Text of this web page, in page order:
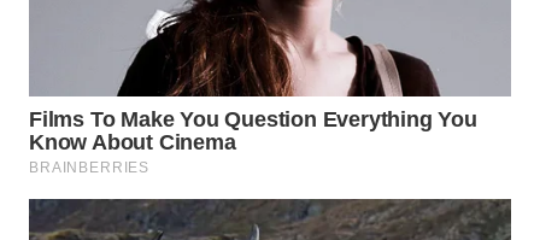
WN
PAKPAK
WN